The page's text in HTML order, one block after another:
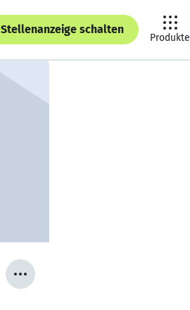
Stellenanzeige schalten
Produkte